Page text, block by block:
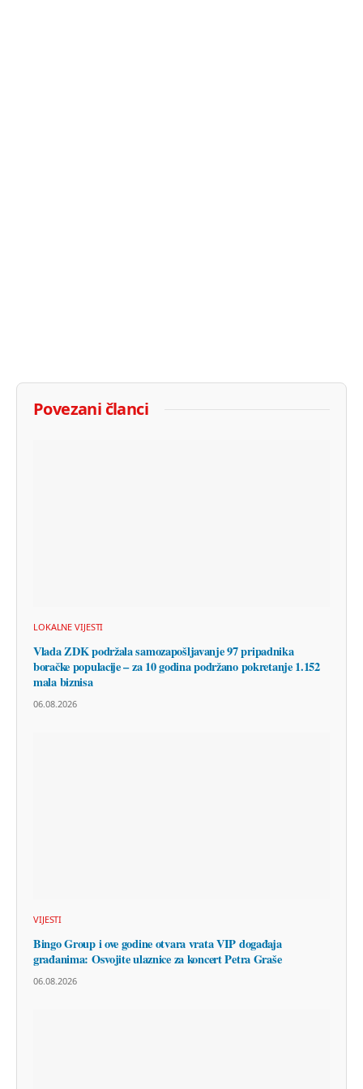
Povezani članci
LOKALNE VIJESTI
Vlada ZDK podržala samozapošljavanje 97 pripadnika
boračke populacije – za 10 godina podržano pokretanje 1.152
mala biznisa
06.08.2026
VIJESTI
Bingo Group i ove godine otvara vrata VIP događaja
građanima: Osvojite ulaznice za koncert Petra Graše
06.08.2026